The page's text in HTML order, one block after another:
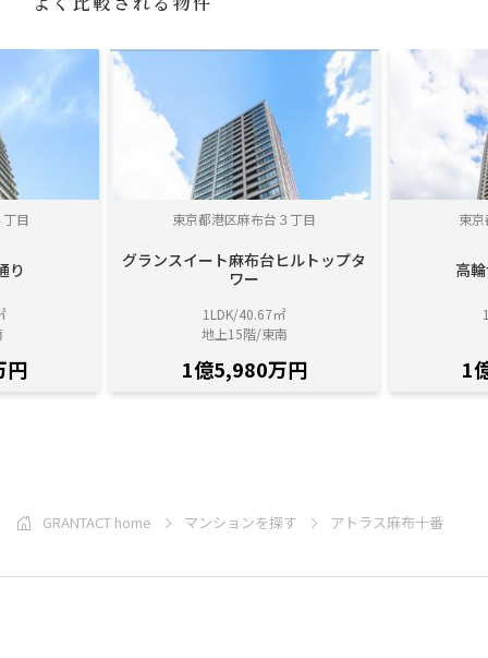
目
り
円
東京都港区麻布台３丁目
グランスイート麻布台ヒルトップタ
ワー
1LDK/40.67㎡
地上15階/東南
1億5,980万円
東
高
1
GRANTACT home マンションを探す アトラス麻布十番